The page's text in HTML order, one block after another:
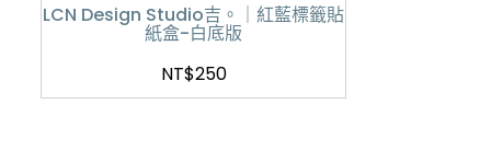
LCN Design Studio吉。｜紅藍標籤貼
紙盒-白底版
NT$250